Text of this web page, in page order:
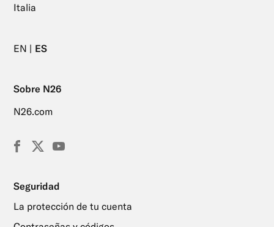
Italia
EN ES
Sobre N26
N26.com
Facebook
X
YouTube
Seguridad
La protección de tu cuenta